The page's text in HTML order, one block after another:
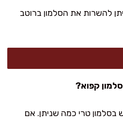
להשרות את הסלמון ברוטב
קפוא?
טרי כמה שניתן. אם